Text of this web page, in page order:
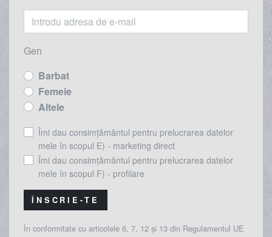
Gen
Barbat
Femeie
Altele
Îmi dau consimțământul pentru prelucrarea datelor
mele în scopul E) - marketing direct
Îmi dau consimțământul pentru prelucrarea datelor
mele în scopul F) - profilare
ÎNSCRIE-TE
În conformitate cu articolele 6, 7, 12 și 13 din Regulamentul UE